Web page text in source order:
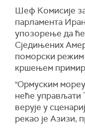
Они су позвали
би и преостала
ослобођена.
(Al Jazeera)
неопходна за
глобалну
поморску
адмирал Бред
Циљ мисије је
мореузом,
Додаје се да је
прошле недеље
Шеф Комисије
парламента
упозорење да
Сједињених
поморски режим
кршењем
"Ормуским
неће управљати
верује у
рекао је Азизи,